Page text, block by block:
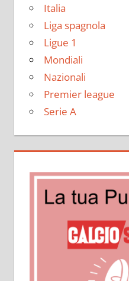
Italia
Liga spagnola
Ligue 1
Mondiali
Nazionali
Premier league
Serie A